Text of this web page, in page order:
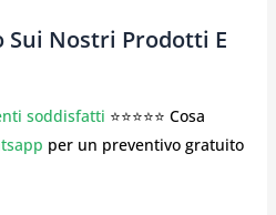
Nostri Prodotti E
soddisfatti ⭐⭐⭐⭐⭐ Cosa
per un preventivo gratuito